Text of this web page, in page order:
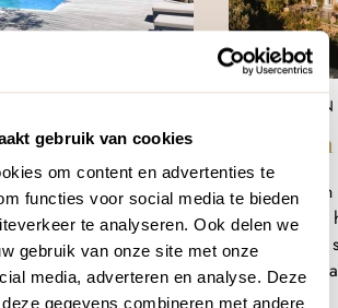
gebruik van cookies
om content en advertenties te
functies voor social media te bieden
te analyseren. Ook delen we
gebruik van onze site met onze
media, adverteren en analyse. Deze
gegevens combineren met andere
L’Aiglon
Midden
Vlakbij
Serene
Tuin